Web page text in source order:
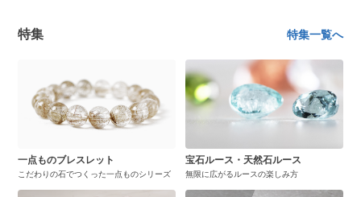
特集 特集一覧へ
一点ものブレスレット
こだわりの石でつくった一点ものシリーズ
宝石ルース・天然石ルース
無限に広がるルースの楽しみ方